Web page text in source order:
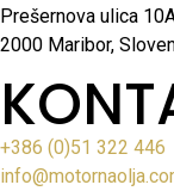
Prešernova ulica
2000 Maribor,
+386 (0)51 322 446